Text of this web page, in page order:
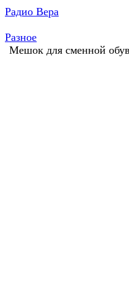
Радио Вера
Разное
Мешок для сменной